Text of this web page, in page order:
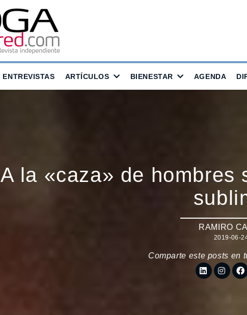
ENTREVISTAS ARTÍCULOS BIENESTAR AGENDA
A la «caza» de hombres
RAMIRO
2019-06-
Comparte este posts en